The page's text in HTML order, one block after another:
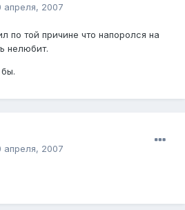
апреля, 2007
по той причине что напоролся на
нелюбит.
апреля, 2007